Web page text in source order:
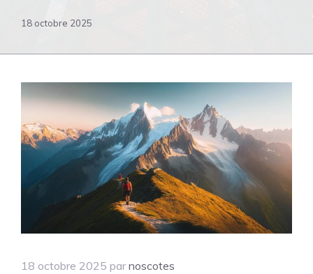
18 octobre 2025
18 octobre 2025 par noscotes